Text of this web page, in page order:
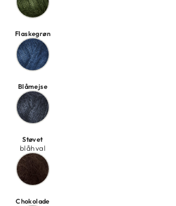
Flaskegrøn
Blåmejse
Støvet
blåhval
Chokolade